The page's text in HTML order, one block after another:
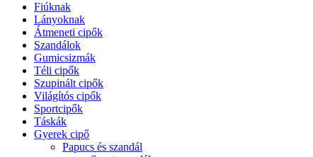
Fiúknak
Lányoknak
Átmeneti cipők
Szandálok
Gumicsizmák
Téli cipők
Szupinált cipők
Világítós cipők
Sportcipők
Táskák
Gyerek cipő
Papucs és szandál